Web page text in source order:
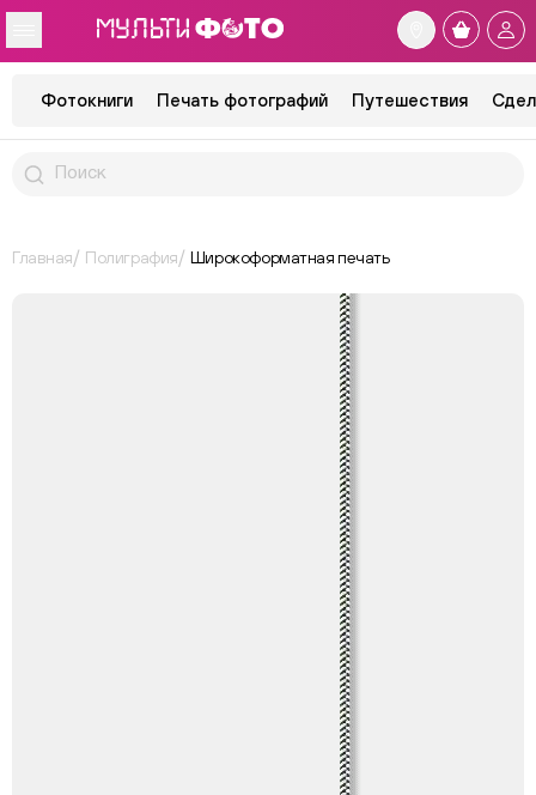
Фотокниги Печать фотографий Путешествия
Главная Полиграфия Широкоформатная печать